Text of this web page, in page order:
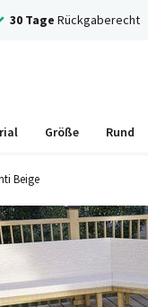
30 Tage Rückgaberecht
Größe Rund
Beige